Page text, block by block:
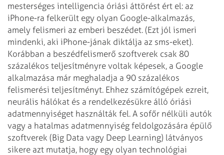
mesterséges intelligencia óriási áttörést ért el: az
iPhone-ra felkerült egy olyan Google-alkalmazás,
amely felismeri az emberi beszédet. (Ezt jól ismeri
mindenki, aki iPhone-jának diktálja az sms-eket).
Korábban a beszédfelismerő szoftverek csak 80
százalékos teljesítményre voltak képesek, a Google
alkalmazása már meghaladja a 90 százalékos
felismerési teljesítményt. Ehhez számítógépek ezreit,
neurális hálókat és a rendelkezésükre álló óriási
adatmennyiséget használták fel. A sofőr nélküli autók
vagy a hatalmas adatmennyiség feldolgozására épülő
szoftverek (Big Data vagy Deep Learning) látványos
sikere azt mutatja, hogy egy olyan technológiai